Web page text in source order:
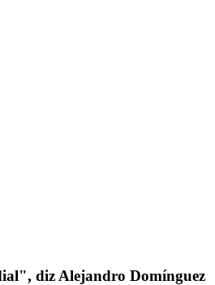
diz Alejandro Domínguez